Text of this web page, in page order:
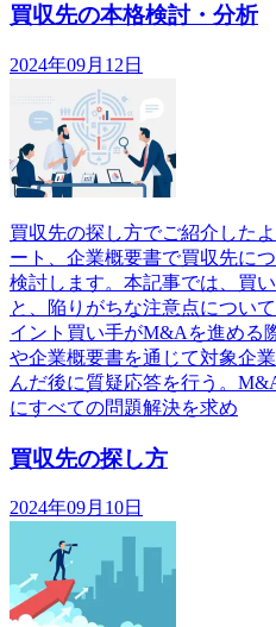
買収先の本格検討・分析
2024年09月12日
買収先の探し方でご紹介した
ート、企業概要書で買収先に
検討します。本記事では、買
と、陥りがちな注意点につい
イント買い手がM&Aを進める
や企業概要書を通じて対象企
んだ後に質疑応答を行う。
にすべての問題解決を求め
買収先の探し方
2024年09月10日